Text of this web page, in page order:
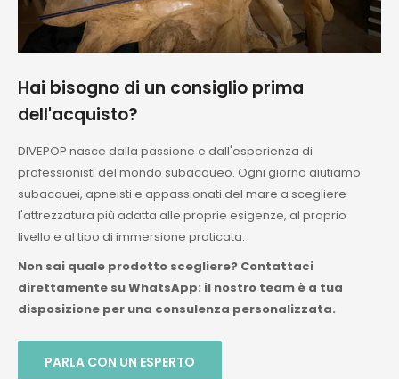
Hai bisogno di un consiglio prima
dell'acquisto?
DIVEPOP nasce dalla passione e dall'esperienza di
professionisti del mondo subacqueo. Ogni giorno aiutiamo
subacquei, apneisti e appassionati del mare a scegliere
l'attrezzatura più adatta alle proprie esigenze, al proprio
livello e al tipo di immersione praticata.
Non sai quale prodotto scegliere? Contattaci
direttamente su WhatsApp: il nostro team è a tua
disposizione per una consulenza personalizzata.
PARLA CON UN ESPERTO